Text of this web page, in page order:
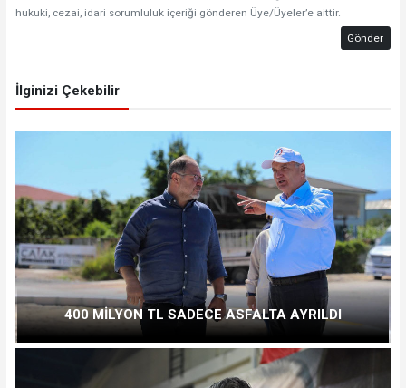
hukuki, cezai, idari sorumluluk içeriği gönderen Üye/Üyeler’e aittir.
Gönder
İlginizi Çekebilir
400 MİLYON TL SADECE ASFALTA AYRILDI